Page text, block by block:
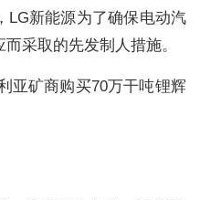
LG新能源为了确保电动汽
采取的先发制人措施。